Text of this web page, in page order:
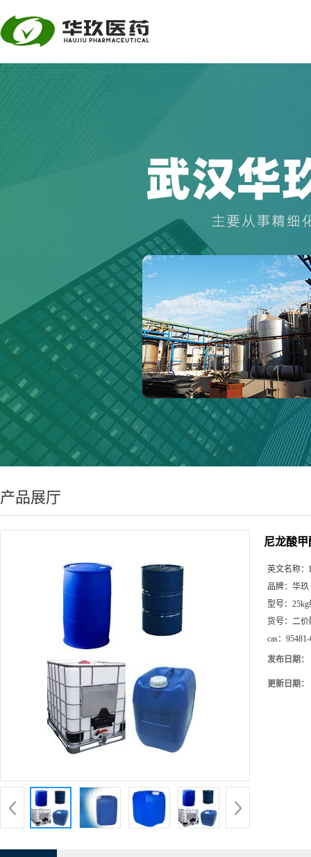
产品展厅
尼龙酸
英文名称：
品牌： 华玖
型号：
货号： 二价
cas：
发布日期：
更新日期：